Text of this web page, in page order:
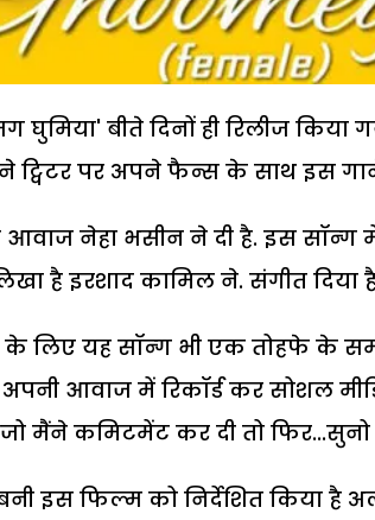
घुमिया' बीते दिनों ही रिलीज
ने ट्विटर पर अपने फैन्स के साथ इस
नेहा भसीन ने दी है. इस सॉन्ग
है इरशाद कामिल ने. संगीत ‍दिया
यह सॉन्ग भी एक तोहफे के
आवाज में रिकॉर्ड कर सोशल
मैंने कमिटमेंट कर दी तो
इस फिल्म को निर्देशित किया